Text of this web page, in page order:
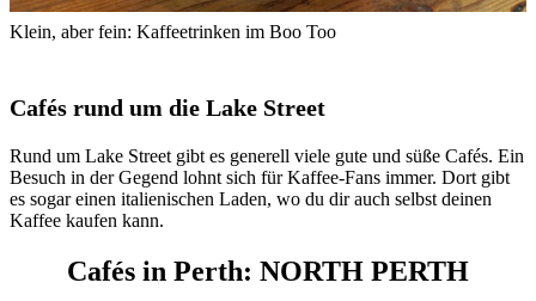
Klein, aber fein: Kaffeetrinken im Boo Too
Cafés rund um die Lake Street
Rund um Lake Street gibt es generell viele gute und süße Cafés. Ein
Besuch in der Gegend lohnt sich für Kaffee-Fans immer. Dort gibt
es sogar einen italienischen Laden, wo du dir auch selbst deinen
Kaffee kaufen kann.
Cafés in Perth: NORTH PERTH